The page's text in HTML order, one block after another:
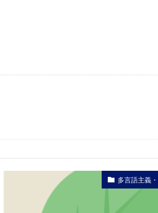
多言語主義